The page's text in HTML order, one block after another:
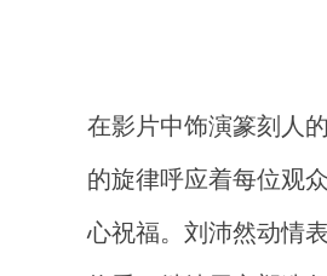
在影片中饰演篆刻人
的旋律呼应着每位观
心祝福。刘沛然动情